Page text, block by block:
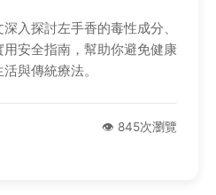
入探討左手香的毒性成分、
安全指南，幫助你避免健康
與傳統療法。
👁️ 845次瀏覽